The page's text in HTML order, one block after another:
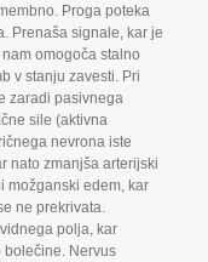
Proga poteka
Prenaša signale, kar je
nam omogoča stalno
v stanju zavesti. Pri
zaradi pasivnega
sile (aktivna
nevrona iste
nato zmanjša arterijski
možganski edem, kar
ne prekrivata.
polja, kar
bolečine. Nervus